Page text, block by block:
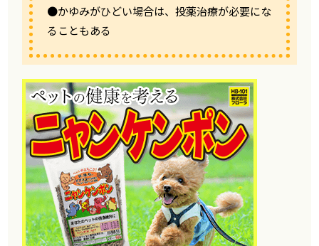
●かゆみがひどい場合は、投薬治療が必要にな
ることもある